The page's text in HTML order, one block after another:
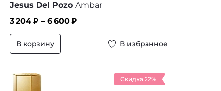
Jesus Del Pozo Ambar
3 204₽ – 6 600₽
В корзину В избранное
Скидка 22%